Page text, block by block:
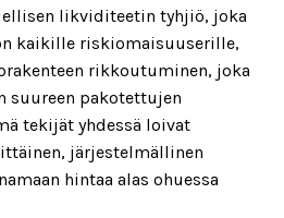
likviditeetin tyhjiö, joka
kaikille riskiomaisuuserille,
rikkoutuminen, joka
suureen pakotettujen
tekijät yhdessä loivat
järjestelmällinen
hintaa alas ohuessa